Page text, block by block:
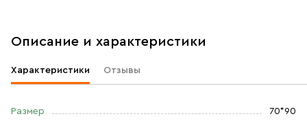
Описание и характеристики
Характеристики Отзывы
Размер 70*90